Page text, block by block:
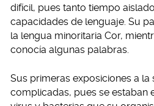
difícil, pues tanto tiempo
capacidades de lenguaje. Su
la lengua minoritaria Cor,
conocía algunas palabras.
Sus primeras exposiciones a
complicadas, pues se estaban